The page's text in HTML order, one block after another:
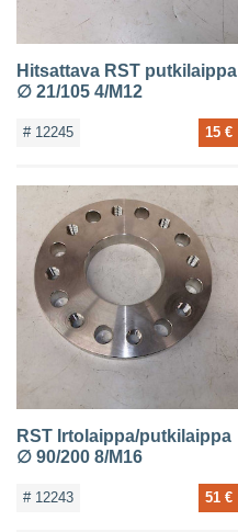
Hitsattava RST putkilaippa
∅ 21/105 4/M12
# 12245 15 €
RST Irtolaippa/putkilaippa
∅ 90/200 8/M16
# 12243 51 €